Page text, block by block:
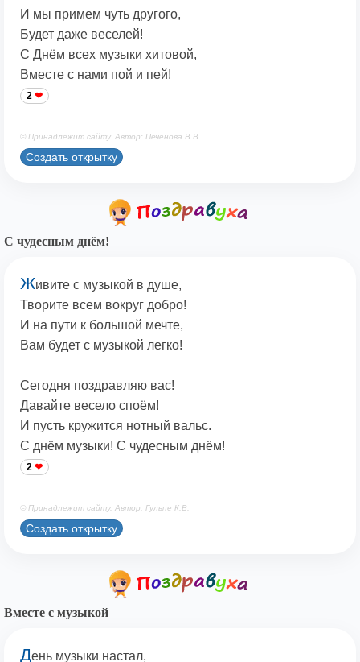
И мы примем чуть другого,
Будет даже веселей!
С Днём всех музыки хитовой,
Вместе с нами пой и пей!
2
© Принадлежит сайту. Автор: Печенова В.В.
Создать открытку
С чудесным днём!
Живите с музыкой в душе,
Творите всем вокруг добро!
И на пути к большой мечте,
Вам будет с музыкой легко!
Сегодня поздравляю вас!
Давайте весело споём!
И пусть кружится нотный вальс.
С днём музыки! С чудесным днём!
2
© Принадлежит сайту. Автор: Гульпе К.В.
Создать открытку
Вместе с музыкой
День музыки настал,